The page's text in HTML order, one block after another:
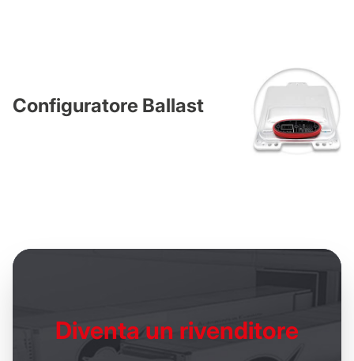
Configuratore Ballast
Diventa un rivenditore